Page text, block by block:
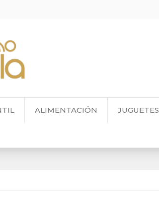
ALIMENTACIÓN JUGUETES